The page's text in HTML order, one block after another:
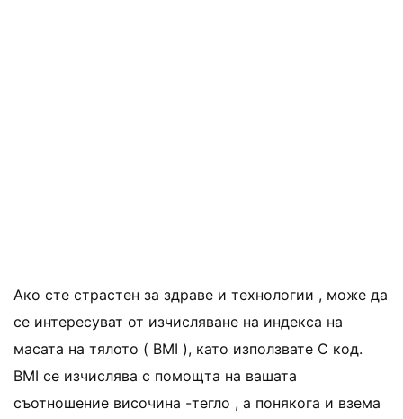
Ако сте страстен за здраве и технологии , може да
се интересуват от изчисляване на индекса на
масата на тялото ( BMI ), като използвате C код.
BMI се изчислява с помощта на вашата
съотношение височина -тегло , а понякога и взема